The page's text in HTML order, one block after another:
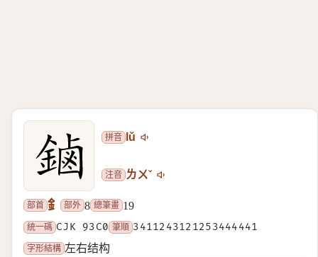
拼音 lǔ
注音 ㄌㄨˇ
部首 釒 部外 8 總筆畫 19
統一碼 CJK 93C0 筆順 3411243121253444441
字形結構 左右结构